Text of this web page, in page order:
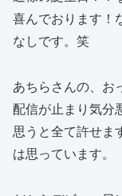
喜んでおります！
なしです。笑
あちらさんの、お
配信が止まり気分
思うと全て許せま
は思っています。